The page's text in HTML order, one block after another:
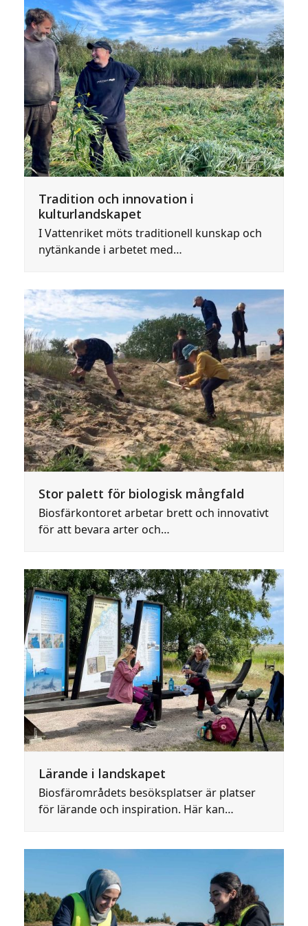
Tradition och innovation i
kulturlandskapet
I Vattenriket möts traditionell kunskap och
nytänkande i arbetet med…
Stor palett för biologisk mångfald
Biosfärkontoret arbetar brett och innovativt
för att bevara arter och…
Lärande i landskapet
Biosfärområdets besöksplatser är platser
för lärande och inspiration. Här kan…